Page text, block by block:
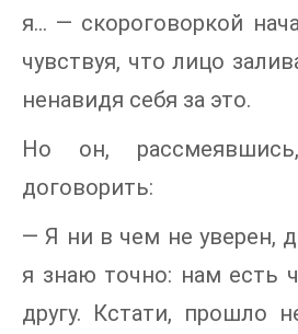
я… — скороговоркой
чувствуя, что лицо
ненавидя себя за это.
Но он,
договорить:
— Я ни в чем не уверен,
я знаю точно: нам есть
другу. Кстати, прошло